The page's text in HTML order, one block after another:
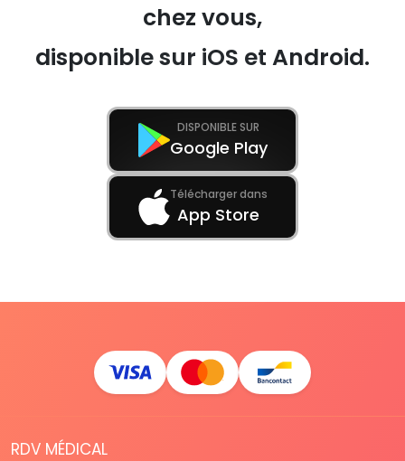
chez vous,
disponible sur iOS et Android.
DISPONIBLE SUR
Google Play
Télécharger dans
App Store
RDV MÉDICAL